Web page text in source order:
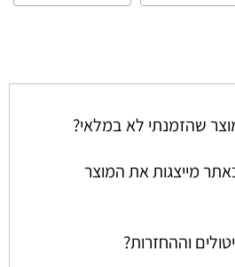
שהזמנתי לא במלאי?
מייצגות את המוצר
וההחזרות?